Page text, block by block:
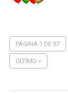
PÁGINA 1 DE 97
ÚLTIMO »